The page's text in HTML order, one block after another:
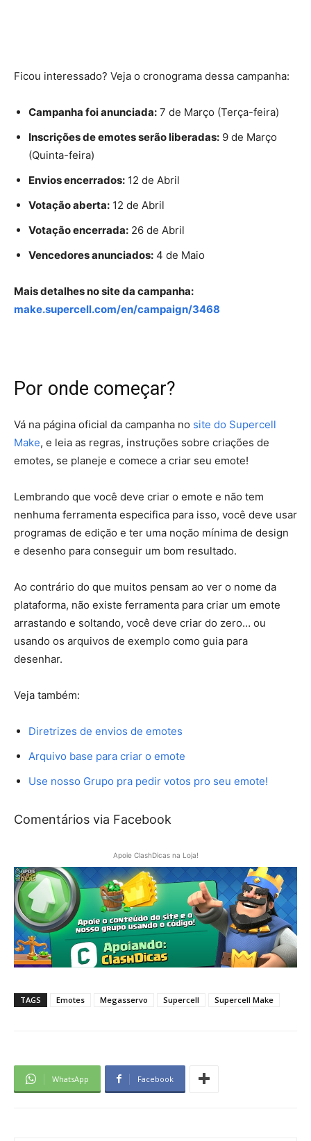
Ficou interessado? Veja o cronograma dessa campanha:
Campanha foi anunciada: 7 de Março (Terça-feira)
Inscrições de emotes serão liberadas: 9 de Março
(Quinta-feira)
Envios encerrados: 12 de Abril
Votação aberta: 12 de Abril
Votação encerrada: 26 de Abril
Vencedores anunciados: 4 de Maio
Mais detalhes no site da campanha:
make.supercell.com/en/campaign/3468
Por onde começar?
Vá na página oficial da campanha no site do Supercell
Make, e leia as regras, instruções sobre criações de
emotes, se planeje e comece a criar seu emote!
Lembrando que você deve criar o emote e não tem
nenhuma ferramenta especifica para isso, você deve usar
programas de edição e ter uma noção mínima de design
e desenho para conseguir um bom resultado.
Ao contrário do que muitos pensam ao ver o nome da
plataforma, não existe ferramenta para criar um emote
arrastando e soltando, você deve criar do zero… ou
usando os arquivos de exemplo como guia para
desenhar.
Veja também:
Diretrizes de envios de emotes
Arquivo base para criar o emote
Use nosso Grupo pra pedir votos pro seu emote!
Comentários via Facebook
Apoie ClashDicas na Loja!
TAGS Emotes Megasservo Supercell Supercell Make
WhatsApp Facebook